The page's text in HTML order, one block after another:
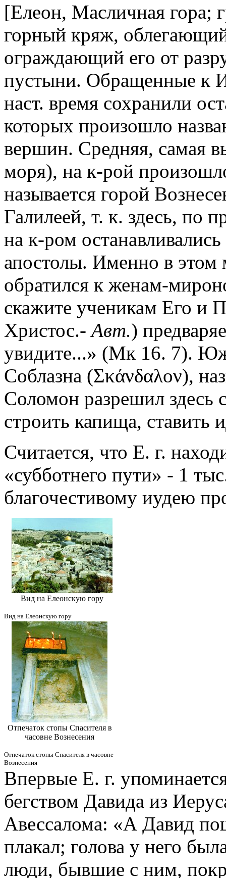
[Елеон, Масличная гора;
горный кряж,
ограждающий его от
пустыни. Обращенные к
наст. время сохранили
которых произошло
вершин. Средняя, самая
моря), на к-рой
называется горой
Галилеей, т. к. здесь, по
на к-ром
апостолы. Именно в этом
обратился к женам-
скажите ученикам Его и
Христос.-Авт.)
увидите...» (Мк 16. 7).
Соблазна (Σκάνδαλον),
Соломон разрешил
строить капища,
Считается, что Е. г.
«субботнего пути» - 1
благочестивому иудею
Вид на Елеонскую гору
Вид на Елеонскую гору
Отпечаток стопы Спасителя в
часовне Вознесения
Отпечаток стопы Спасителя в часовне
Вознесения
Впервые Е. г.
бегством Давида из
Авессалома: «А Давид
плакал; голова у него
люди, бывшие с ним,